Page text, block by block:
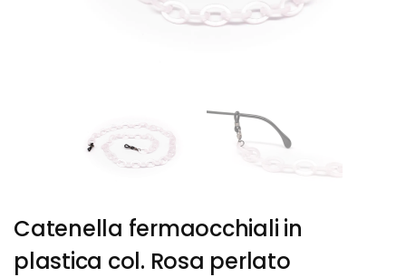
Catenella fermaocchiali in
plastica col. Rosa perlato